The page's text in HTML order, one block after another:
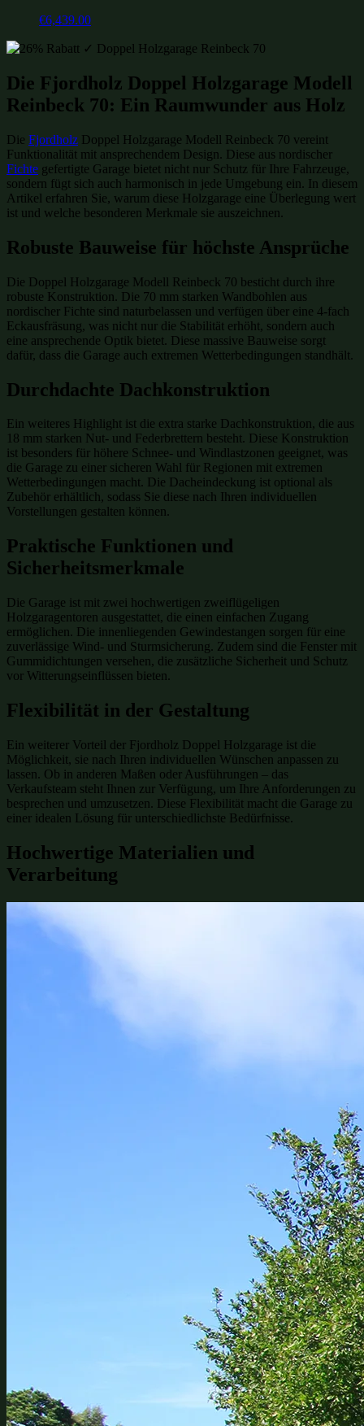
€6,439.00
Die Fjordholz Doppel Holzgarage Modell
Reinbeck 70: Ein Raumwunder aus Holz
Die Fjordholz Doppel Holzgarage Modell Reinbeck 70 vereint
Funktionalität mit ansprechendem Design. Diese aus nordischer
Fichte gefertigte Garage bietet nicht nur Schutz für Ihre Fahrzeuge,
sondern fügt sich auch harmonisch in jede Umgebung ein. In diesem
Artikel erfahren Sie, warum diese Holzgarage eine Überlegung wert
ist und welche besonderen Merkmale sie auszeichnen.
Robuste Bauweise für höchste Ansprüche
Die Doppel Holzgarage Modell Reinbeck 70 besticht durch ihre
robuste Konstruktion. Die 70 mm starken Wandbohlen aus
nordischer Fichte sind naturbelassen und verfügen über eine 4-fach
Eckausfräsung, was nicht nur die Stabilität erhöht, sondern auch
eine ansprechende Optik bietet. Diese massive Bauweise sorgt
dafür, dass die Garage auch extremen Wetterbedingungen standhält.
Durchdachte Dachkonstruktion
Ein weiteres Highlight ist die extra starke Dachkonstruktion, die aus
18 mm starken Nut- und Federbrettern besteht. Diese Konstruktion
ist besonders für höhere Schnee- und Windlastzonen geeignet, was
die Garage zu einer sicheren Wahl für Regionen mit extremen
Wetterbedingungen macht. Die Dacheindeckung ist optional als
Zubehör erhältlich, sodass Sie diese nach Ihren individuellen
Vorstellungen gestalten können.
Praktische Funktionen und
Sicherheitsmerkmale
Die Garage ist mit zwei hochwertigen zweiflügeligen
Holzgaragentoren ausgestattet, die einen einfachen Zugang
ermöglichen. Die innenliegenden Gewindestangen sorgen für eine
zuverlässige Wind- und Sturmsicherung. Zudem sind die Fenster mit
Gummidichtungen versehen, die zusätzliche Sicherheit und Schutz
vor Witterungseinflüssen bieten.
Flexibilität in der Gestaltung
Ein weiterer Vorteil der Fjordholz Doppel Holzgarage ist die
Möglichkeit, sie nach Ihren individuellen Wünschen anpassen zu
lassen. Ob in anderen Maßen oder Ausführungen – das
Verkaufsteam steht Ihnen zur Verfügung, um Ihre Anforderungen zu
besprechen und umzusetzen. Diese Flexibilität macht die Garage zu
einer idealen Lösung für unterschiedlichste Bedürfnisse.
Hochwertige Materialien und
Verarbeitung